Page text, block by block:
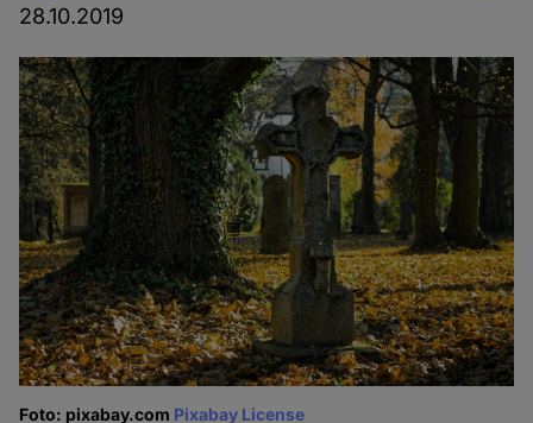
28.10.2019
Foto: pixabay.com Pixabay License